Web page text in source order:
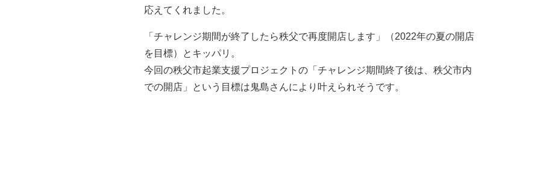
応えてくれました。
「チャレンジ期間が終了したら秩父で再度開店します」（2022年の夏の開店
を目標）とキッパリ。
今回の秩父市起業支援プロジェクトの「チャレンジ期間終了後は、秩父市内
での開店」という目標は鬼島さんにより叶えられそうです。